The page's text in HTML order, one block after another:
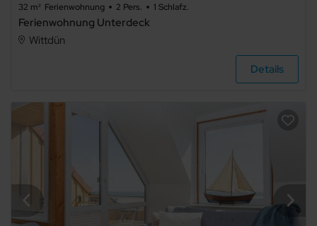
32 m² Ferienwohnung 2 Pers. 1 Schlafz.
Ferienwohnung Unterdeck
Wittdün
Details